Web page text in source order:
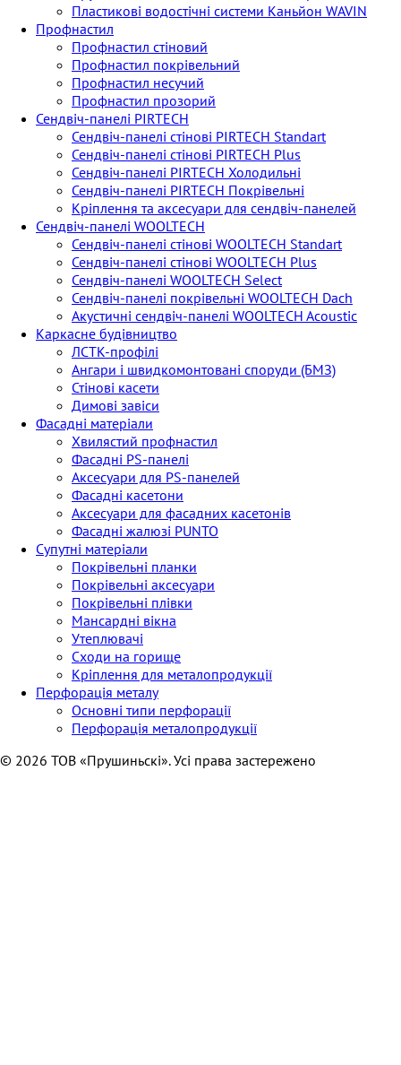
Пластикові водостічні системи Каньйон WAVIN
Профнастил
Профнастил стіновий
Профнастил покрівельний
Профнастил несучий
Профнастил прозорий
Сендвіч-панелі PIRTECH
Сендвіч-панелі стінові PIRTECH Standart
Сендвіч-панелі стінові PIRTECH Plus
Сендвіч-панелі PIRTECH Холодильні
Сендвіч-панелі PIRTECH Покрівельні
Кріплення та аксесуари для сендвіч-панелей
Сендвіч-панелі WOOLTECH
Сендвіч-панелі стінові WOOLTECH Standart
Сендвіч-панелі стінові WOOLTECH Plus
Сендвіч-панелі WOOLTECH Select
Сендвіч-панелі покрівельні WOOLTECH Dach
Акустичні сендвіч-панелі WOOLTECH Acoustic
Каркасне будівництво
ЛСТК-профілі
Ангари і швидкомонтовані споруди (БМЗ)
Стінові касети
Димові завіси
Фасадні матеріали
Хвилястий профнастил
Фасадні PS-панелі
Аксесуари для PS-панелей
Фасадні касетони
Аксесуари для фасадних касетонів
Фасадні жалюзі PUNTO
Супутні матеріали
Покрівельні планки
Покрівельні аксесуари
Покрівельні плівки
Мансардні вікна
Утеплювачі
Сходи на горище
Кріплення для металопродукції
Перфорація металу
Основні типи перфорації
Перфорація металопродукції
© 2026 ТОВ «Прушиньскі». Усі права застережено